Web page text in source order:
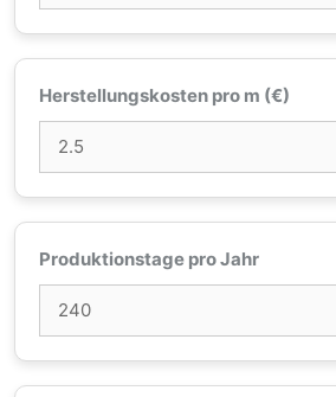
Herstellungskosten pro m (€)
Produktionstage pro Jahr